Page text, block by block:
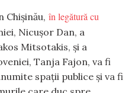
Chișinău, în legătură cu
Nicușor Dan, a
Mitsotakis, și a
Tanja Fajon, va fi
spații publice și va fi